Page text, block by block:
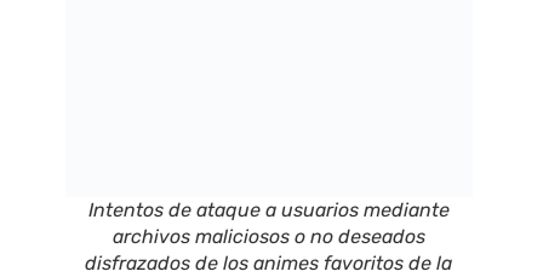
Intentos de ataque a usuarios mediante
archivos maliciosos o no deseados
disfrazados de los animes favoritos de la